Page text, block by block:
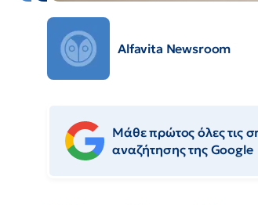
Alfavita Newsroom
Μάθε πρώτος όλες τις
αναζήτησης της Google